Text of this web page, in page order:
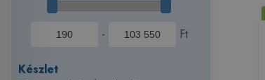
- Ft
Készlet